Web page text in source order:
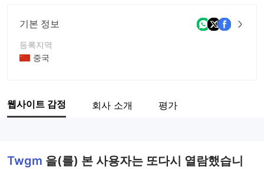
기본 정보
등록지역
중국
회사 전체 이름
웹사이트 감정 회사 소개 평가
Twgm 을(를) 본 사용자는 또다시 열람했습니